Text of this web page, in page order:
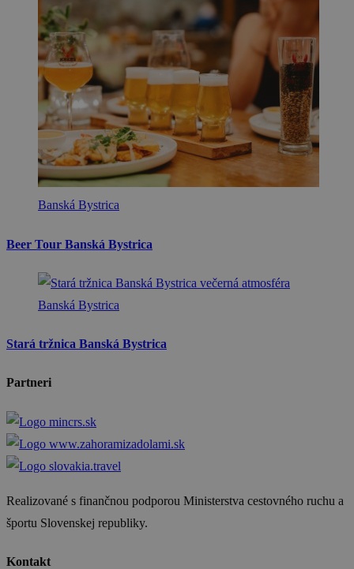
Banská Bystrica
Beer Tour Banská Bystrica
Banská Bystrica
Stará tržnica Banská Bystrica
Partneri
Realizované s finančnou podporou Ministerstva cestovného ruchu a
športu Slovenskej republiky.
Kontakt